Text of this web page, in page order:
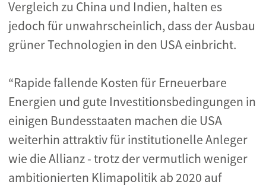
Vergleich zu China und Indien, halten es
jedoch für unwahrscheinlich, dass der Ausbau
grüner Technologien in den USA einbricht.
“Rapide fallende Kosten für Erneuerbare
Energien und gute Investitionsbedingungen in
einigen Bundesstaaten machen die USA
weiterhin attraktiv für institutionelle Anleger
wie die Allianz - trotz der vermutlich weniger
ambitionierten Klimapolitik ab 2020 auf